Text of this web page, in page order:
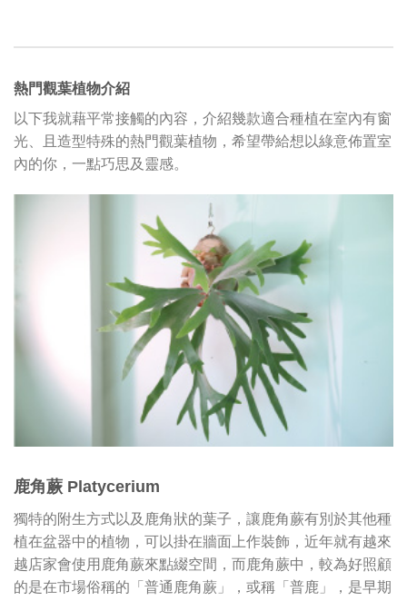
熱門觀葉植物介紹
以下我就藉平常接觸的內容，介紹幾款適合種植在室內有窗
光、且造型特殊的熱門觀葉植物，希望帶給想以綠意佈置室
內的你，一點巧思及靈感。
鹿角蕨 Platycerium
獨特的附生方式以及鹿角狀的葉子，讓鹿角蕨有別於其他種
植在盆器中的植物，可以掛在牆面上作裝飾，近年就有越來
越店家會使用鹿角蕨來點綴空間，而鹿角蕨中，較為好照顧
的是在市場俗稱的「普通鹿角蕨」，或稱「普鹿」，是早期